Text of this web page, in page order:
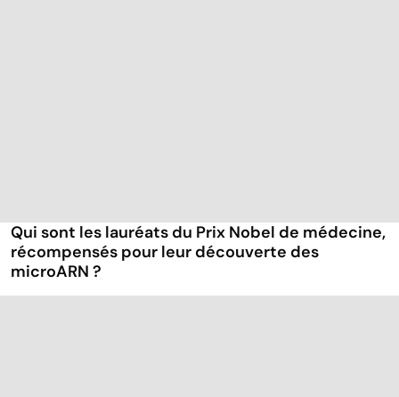
Qui sont les lauréats du Prix Nobel de médecine,
récompensés pour leur découverte des
microARN ?